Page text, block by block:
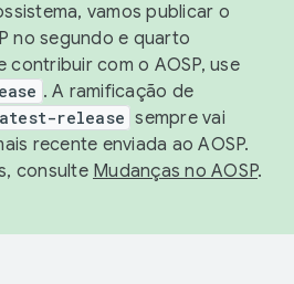
vamos publicar o
no segundo e quarto
contribuir com o AOSP, use
. A ramificação de
release sempre vai
recente enviada ao AOSP.
consulte Mudanças no AOSP.